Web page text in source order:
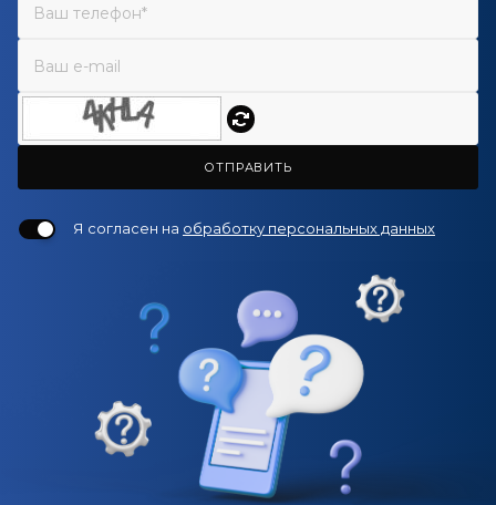
ОТПРАВИТЬ
Я согласен на обработку персональных данных